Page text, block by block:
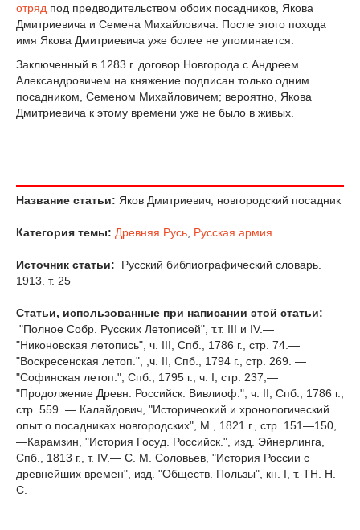
отряд под предводительством обоих посадников, Якова
Дмитриевича и Семена Михайловича. После этого похода
имя Якова Дмитриевича уже более не упоминается.
Заключенный в 1283 г. договор Новгорода с Андреем
Александровичем на княжение подписан только одним
посадником, Семеном Михайловичем; вероятно, Якова
Дмитриевича к этому времени уже не было в живых.
Название статьи: Яков Дмитриевич, новгородский посадник
Категория темы: Древняя Русь Русская армия
Источник статьи:
Русский библиографический словарь.
1913. т. 25
Статьи, использованные при написании этой статьи:
"Полное Собр. Русских Летописей", т.т. III и IV.—
"Никоновская летопись", ч. III, Спб., 1786 г., стр. 74.—
"Воскресенская летоп.", ,ч. II, Спб., 1794 г., стр. 269. —
"Софинская летоп.", Спб., 1795 г., ч. I, стр. 237,—
"Продолжение Древн. Российск. Вивлиоф.", ч. II, Спб., 1786 г.,
стр. 559. — Калайдович, "Историчеокий и хронологический
опыт о посадниках новгородских", М., 1821 г., стр. 151—150,
—Карамзин, "История Госуд. Российск.", изд. Эйнерлинга,
Спб., 1813 г., т. IV.— С. М. Соловьев, "История России с
древнейших времен", изд. "Обществ. Пользы", кн. I, т. TH. Н.
С.